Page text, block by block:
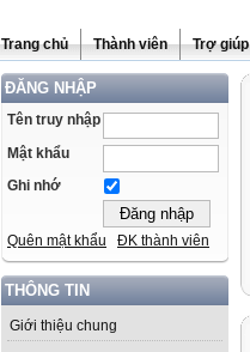
Trang chủ Thành viên Trợ giúp
ĐĂNG NHẬP
Tên truy nhập
Mật khẩu
Ghi nhớ
Quên mật khẩu ĐK thành viên
THÔNG TIN
Giới thiệu chung